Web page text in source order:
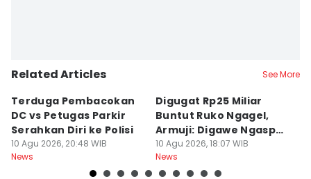
Related Articles See More
Terduga Pembacokan
DC vs Petugas Parkir
Serahkan Diri ke Polisi
10 Agu 2026, 20:48 WIB
News
Digugat Rp25 Miliar
Buntut Ruko Ngagel,
Armuji: Digawe Ngaspal
Ae Poo
10 Agu 2026, 18:07 WIB
News